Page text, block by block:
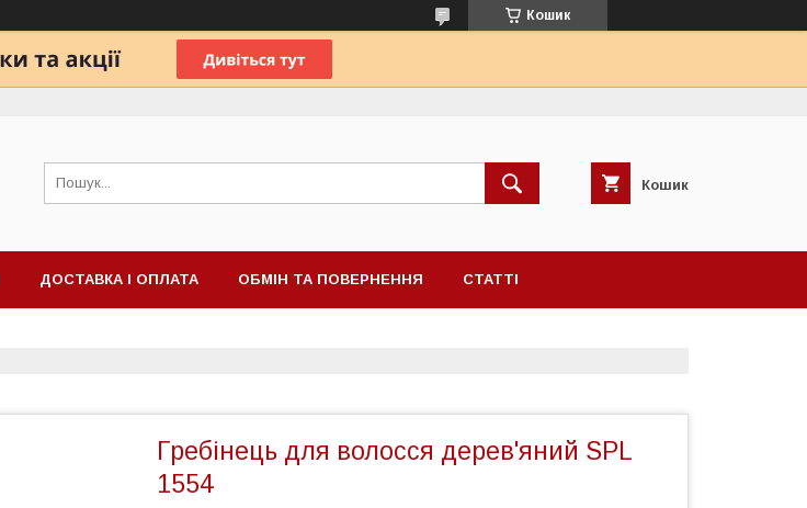
Кошик
Кошик
ДОСТАВКА І ОПЛАТА ОБМІН ТА ПОВЕРНЕННЯ СТАТТІ
Гребінець для волосся дерев'яний SPL
1554